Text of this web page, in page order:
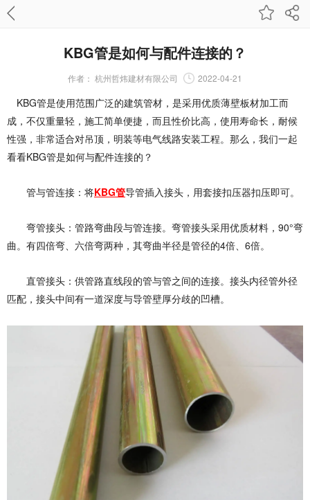
KBG管是如何与配件连接的？
作者： 杭州哲炜建材有限公司 2022-04-21
KBG管是使用范围广泛的建筑管材，是采用优质薄壁板材加工而
成，不仅重量轻，施工简单便捷，而且性价比高，使用寿命长，耐候
性强，非常适合对吊顶，明装等电气线路安装工程。那么，我们一起
看看KBG管是如何与配件连接的？
管与管连接：将KBG管导管插入接头，用套接扣压器扣压即可。
弯管接头：管路弯曲段与管连接。弯管接头采用优质材料，90°弯
曲。有四倍弯、六倍弯两种，其弯曲半径是管径的4倍、6倍。
直管接头：供管路直线段的管与管之间的连接。接头内径管外径
匹配，接头中间有一道深度与导管壁厚分歧的凹槽。